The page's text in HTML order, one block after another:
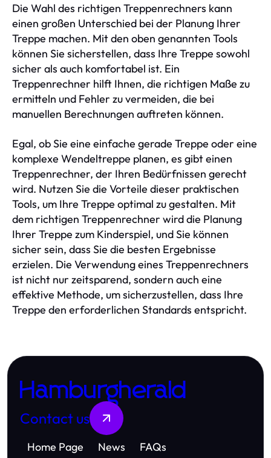
Die Wahl des richtigen Treppenrechners kann
einen großen Unterschied bei der Planung Ihrer
Treppe machen. Mit den oben genannten Tools
können Sie sicherstellen, dass Ihre Treppe sowohl
sicher als auch komfortabel ist. Ein
Treppenrechner hilft Ihnen, die richtigen Maße zu
ermitteln und Fehler zu vermeiden, die bei
manuellen Berechnungen auftreten können.
Egal, ob Sie eine einfache gerade Treppe oder eine
komplexe Wendeltreppe planen, es gibt einen
Treppenrechner, der Ihren Bedürfnissen gerecht
wird. Nutzen Sie die Vorteile dieser praktischen
Tools, um Ihre Treppe optimal zu gestalten. Mit
dem richtigen Treppenrechner wird die Planung
Ihrer Treppe zum Kinderspiel, und Sie können
sicher sein, dass Sie die besten Ergebnisse
erzielen. Die Verwendung eines Treppenrechners
ist nicht nur zeitsparend, sondern auch eine
effektive Methode, um sicherzustellen, dass Ihre
Treppe den erforderlichen Standards entspricht.
Hamburgherald
Contact us
Home Page News FAQs